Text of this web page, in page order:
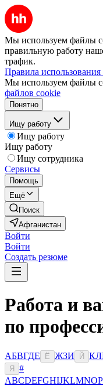
Мы используем файлы
правильную работу
трафик.
Правила
Мы используем файлы
файлов cookie
Понятно
Ищу работу
Ищу работу
Ищу работу
Ищу сотрудника
Сервисы
Помощь
Ещё
Поиск
Афганистан
Войти
Войти
Создать резюме
Работа и
по
АБВГДЕ Ё ЖЗИ Й КЛ
Я
#
ABCDEFGHIJKLMNOP